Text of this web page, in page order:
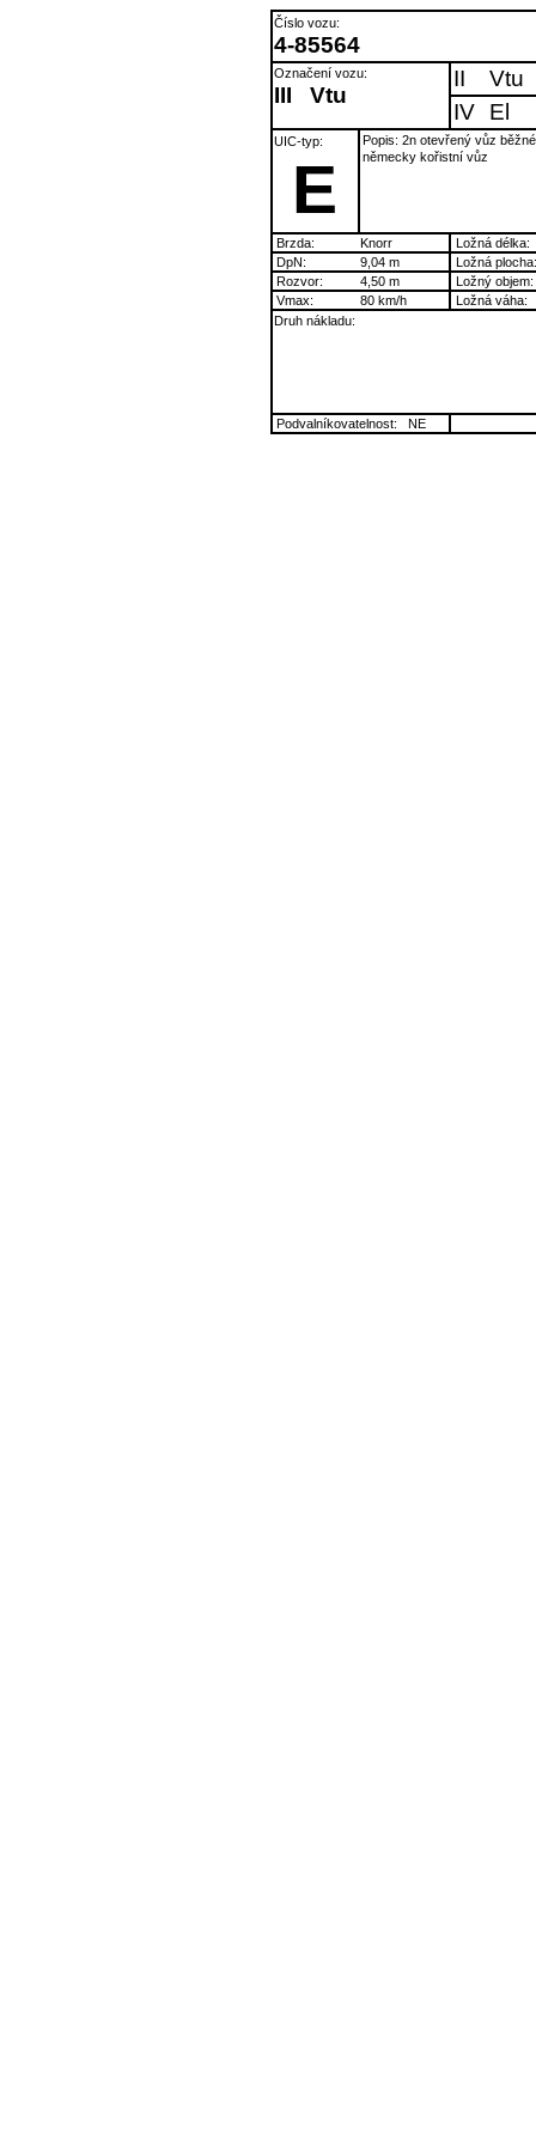
Číslo vozu:
4-85564
Označení vozu:
III Vtu
II
Vtu
IV
El
UIC-typ:
E
Popis: 2n otevřený vůz
německy kořistní vůz
Brzda: Knorr
Ložná délka:
DpN:
9,04 m
Ložná plocha:
Rozvor:
4,50 m
Ložný objem:
Vmax:
80 km/h
Ložná váha:
Druh nákladu:
Podvalníkovatelnost: NE